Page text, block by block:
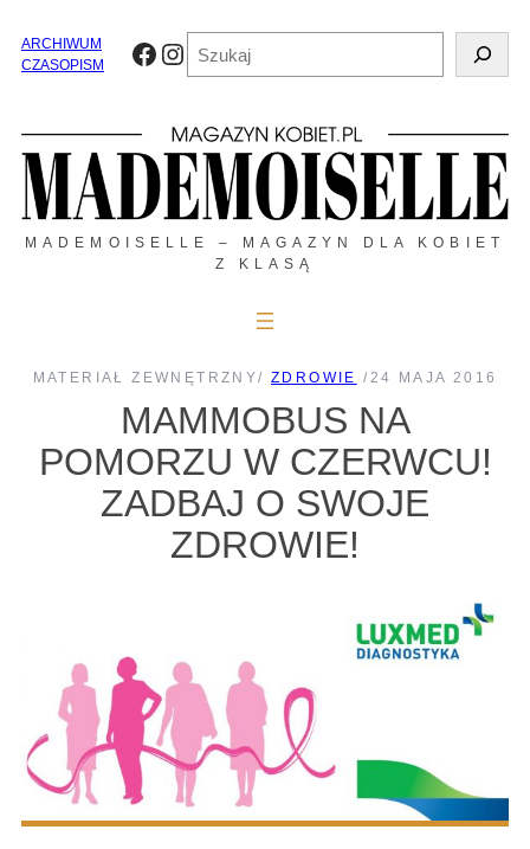
treściARCHIWUM
CZASOPISM
Facebook
Instagram
MADEMOISELLE – MAGAZYN DLA KOBIET
Z KLASĄ
MATERIAŁ ZEWNĘTRZNY/ ZDROWIE / 24 MAJA 2016
MAMMOBUS NA
POMORZU W CZERWCU!
ZADBAJ O SWOJE
ZDROWIE!